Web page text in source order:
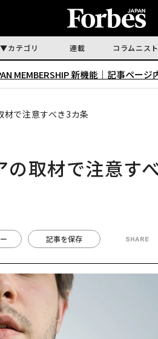
カテゴリ 連載 コラムニスト
MEMBERSHIP 新機能｜ 記事ページ
材で注意すべき3カ条
取材で注意す
記事を保存